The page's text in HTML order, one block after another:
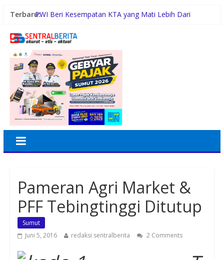
Terbaru:PWI Beri Kesempatan KTA yang Mati Lebih Dari
Gubernur Bobby Nasution Siapkan Rumah Produksi
Lomba Foto LRT Hadirkan Hadiah Menarik, Ini
Syaratnya
Warga dan Sekolah Sambut Gembira Rencana
Gubernur Bobby Bangun SD Negeri Lasara di Nias
Utara
Sinergi Pemkab Madina dan DPR RI, 154 Anak di Siabu
dan sekitarnya, Terima Beasiswa Program Indonesia
Pameran Agri Market &
PFF Tebingtinggi Ditutup
Sumut
Juni 5, 2016
redaksi sentralberita 2 Comments